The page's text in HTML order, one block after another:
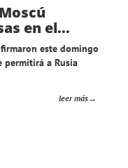
en el...
este domingo
permitirá a Rusia
leer más